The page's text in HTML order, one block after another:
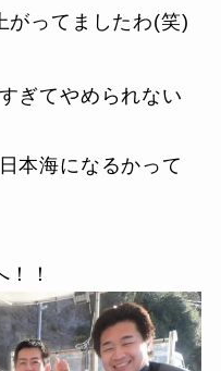
がってましたわ(笑)
ぎてやめられない
本海になるかって
！